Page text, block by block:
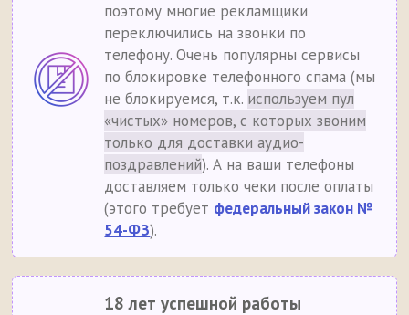
поэтому многие рекламщики
переключились на звонки по
телефону. Очень популярны сервисы
по блокировке телефонного спама (мы
не блокируемся, т.к. используем пул
«чистых» номеров, с которых звоним
только для доставки аудио-
поздравлений). А на ваши телефоны
доставляем только чеки после оплаты
(этого требует федеральный закон №
54-ФЗ).
18 лет успешной работы